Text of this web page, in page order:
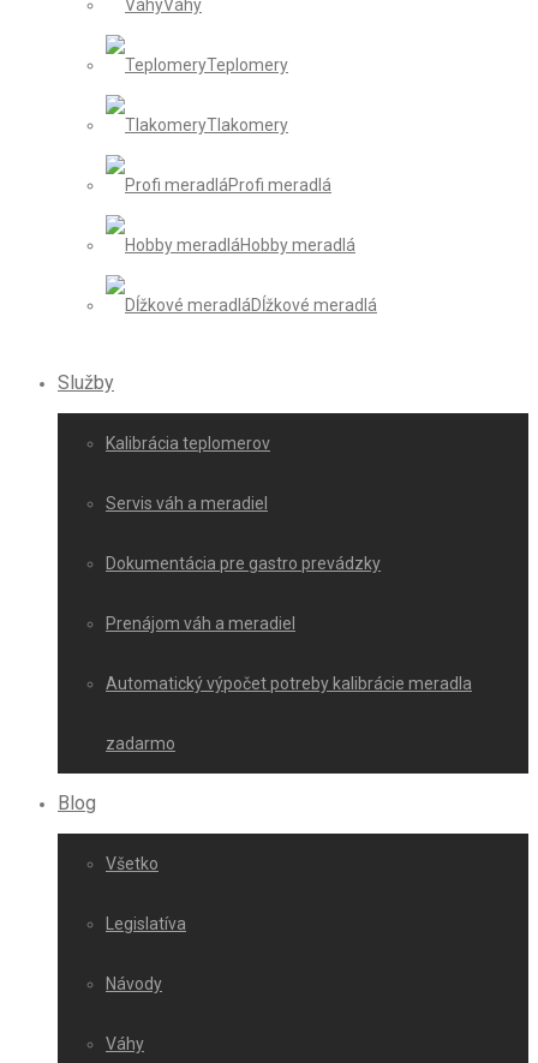
Váhy
Teplomery
Tlakomery
Profi meradlá
Hobby meradlá
Dĺžkové meradlá
Služby
Kalibrácia teplomerov
Servis váh a meradiel
Dokumentácia pre gastro prevádzky
Prenájom váh a meradiel
Automatický výpočet potreby kalibrácie meradla
zadarmo
Blog
Všetko
Legislatíva
Návody
Váhy